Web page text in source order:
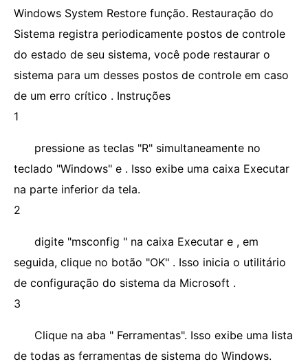
Windows System Restore função. Restauração do
Sistema registra periodicamente postos de controle
do estado de seu sistema, você pode restaurar o
sistema para um desses postos de controle em caso
de um erro crítico . Instruções
1
pressione as teclas "R" simultaneamente no
teclado "Windows" e . Isso exibe uma caixa Executar
na parte inferior da tela.
2
digite "msconfig " na caixa Executar e , em
seguida, clique no botão "OK" . Isso inicia o utilitário
de configuração do sistema da Microsoft .
3
Clique na aba " Ferramentas". Isso exibe uma lista
de todas as ferramentas de sistema do Windows.